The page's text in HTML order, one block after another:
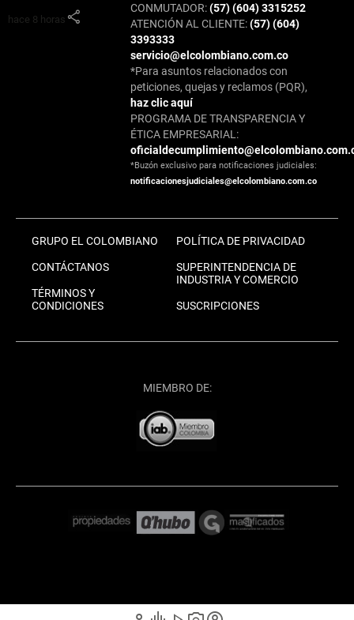
hace 8 horas share
CONMUTADOR:(57) (604) 3315252
ATENCIÓN AL CLIENTE:(57) (604)
3393333
servicio@elcolombiano.com.co
*Para asuntos relacionados con
peticiones, quejas y reclamos (PQR),
haz clic aquí
PROGRAMA DE TRANSPARENCIA Y
ÉTICA EMPRESARIAL:
*Buzón exclusivo para notificaciones judiciales:
notificacionesjudiciales@elcolombiano.com.co
GRUPO EL COLOMBIANO
CONTÁCTANOS
TÉRMINOS Y
CONDICIONES
POLÍTICA DE PRIVACIDAD
SUPERINTENDENCIA DE
INDUSTRIA Y COMERCIO
SUSCRIPCIONES
MIEMBRO DE: